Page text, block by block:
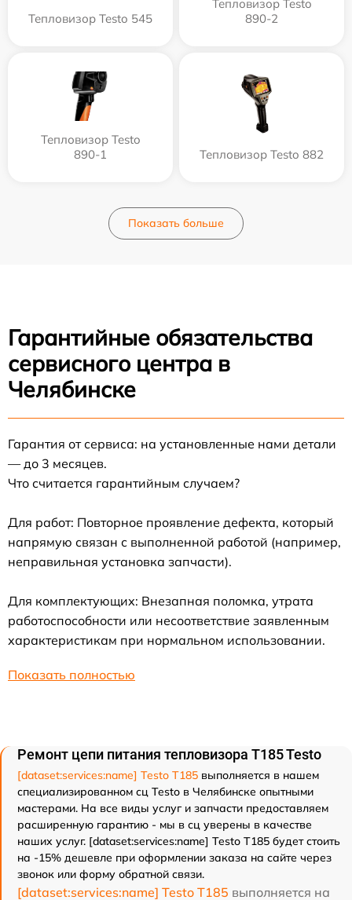
Тепловизор Testo 545
Тепловизор Testo
890-2
Тепловизор Testo
890-1
Тепловизор Testo 882
Показать больше
Гарантийные обязательства
сервисного центра в
Челябинске
Гарантия от сервиса: на установленные нами детали
— до 3 месяцев.
Что считается гарантийным случаем?
Для работ: Повторное проявление дефекта, который
напрямую связан с выполненной работой (например,
неправильная установка запчасти).
Для комплектующих: Внезапная поломка, утрата
работоспособности или несоответствие заявленным
характеристикам при нормальном использовании.
Показать полностью
Ремонт цепи питания тепловизора T185 Testo
[dataset:services:name] Testo T185 выполняется в нашем
специализированном сц Testo в Челябинске опытными
мастерами. На все виды услуг и запчасти предоставляем
расширенную гарантию - мы в сц уверены в качестве
наших услуг. [dataset:services:name] Testo T185 будет стоить
на -15% дешевле при оформлении заказа на сайте через
звонок или форму обратной связи.
[dataset:services:name] Testo T185 выполняется на